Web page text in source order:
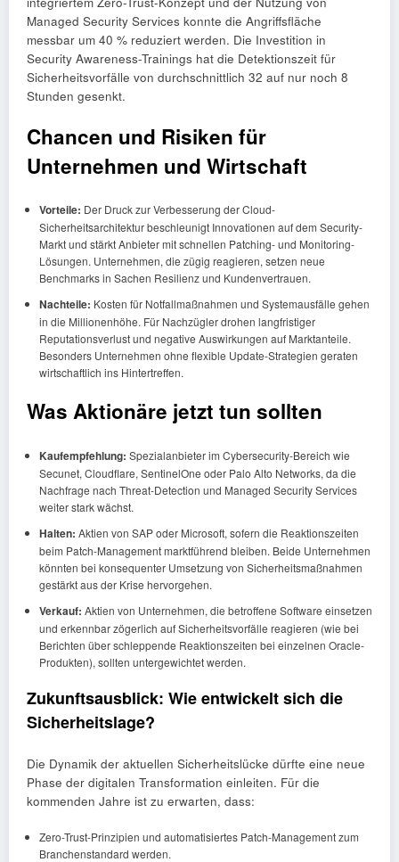
Managed Security Services konnte die Angriffsfläche
messbar um 40 % reduziert werden. Die Investition in
Security Awareness-Trainings hat die Detektionszeit für
Sicherheitsvorfälle von durchschnittlich 32 auf nur noch 8
Stunden gesenkt.
Chancen und Risiken für
Unternehmen und Wirtschaft
Vorteile: Der Druck zur Verbesserung der Cloud-
Sicherheitsarchitektur beschleunigt Innovationen auf dem Security-
Markt und stärkt Anbieter mit schnellen Patching- und Monitoring-
Lösungen. Unternehmen, die zügig reagieren, setzen neue
Benchmarks in Sachen Resilienz und Kundenvertrauen.
Nachteile: Kosten für Notfallmaßnahmen und Systemausfälle gehen
in die Millionenhöhe. Für Nachzügler drohen langfristiger
Reputationsverlust und negative Auswirkungen auf Marktanteile.
Besonders Unternehmen ohne flexible Update-Strategien geraten
wirtschaftlich ins Hintertreffen.
Was Aktionäre jetzt tun sollten
Kaufempfehlung: Spezialanbieter im Cybersecurity-Bereich wie
Secunet, Cloudflare, SentinelOne oder Palo Alto Networks, da die
Nachfrage nach Threat-Detection und Managed Security Services
weiter stark wächst.
Halten: Aktien von SAP oder Microsoft, sofern die Reaktionszeiten
beim Patch-Management marktführend bleiben. Beide Unternehmen
könnten bei konsequenter Umsetzung von Sicherheitsmaßnahmen
gestärkt aus der Krise hervorgehen.
Verkauf: Aktien von Unternehmen, die betroffene Software einsetzen
und erkennbar zögerlich auf Sicherheitsvorfälle reagieren (wie bei
Berichten über schleppende Reaktionszeiten bei einzelnen Oracle-
Produkten), sollten untergewichtet werden.
Zukunftsausblick: Wie entwickelt sich die
Sicherheitslage?
Die Dynamik der aktuellen Sicherheitslücke dürfte eine neue
Phase der digitalen Transformation einleiten. Für die
kommenden Jahre ist zu erwarten, dass:
Zero-Trust-Prinzipien und automatisiertes Patch-Management zum
Branchenstandard werden.